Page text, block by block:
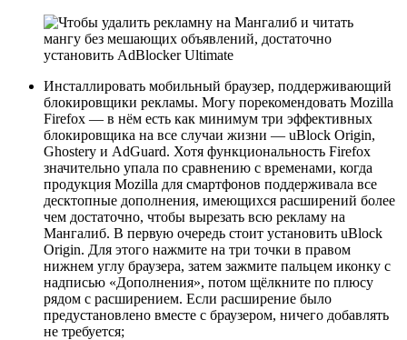
Инсталлировать мобильный браузер, поддерживающий
блокировщики рекламы. Могу порекомендовать Mozilla
Firefox — в нём есть как минимум три эффективных
блокировщика на все случаи жизни — uBlock Origin,
Ghostery и AdGuard. Хотя функциональность Firefox
значительно упала по сравнению с временами, когда
продукция Mozilla для смартфонов поддерживала все
десктопные дополнения, имеющихся расширений более
чем достаточно, чтобы вырезать всю рекламу на
Мангалиб. В первую очередь стоит установить uBlock
Origin. Для этого нажмите на три точки в правом
нижнем углу браузера, затем зажмите пальцем иконку с
надписью «Дополнения», потом щёлкните по плюсу
рядом с расширением. Если расширение было
предустановлено вместе с браузером, ничего добавлять
не требуется;